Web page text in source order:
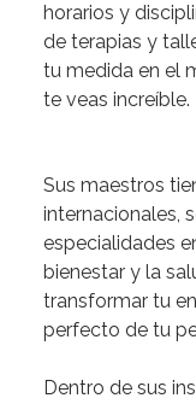
horarios y
de terapias y
tu medida en el
te veas increíble.
Sus maestros
internacionales,
especialidades
bienestar y la
transformar tu
perfecto de tu
Dentro de sus